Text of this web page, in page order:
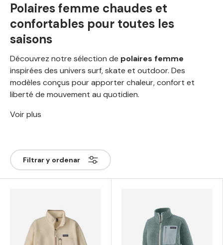
Polaires femme chaudes et
confortables pour toutes les
saisons
Découvrez notre sélection de polaires femme
inspirées des univers surf, skate et outdoor. Des
modèles conçus pour apporter chaleur, confort et
liberté de mouvement au quotidien.
Voir plus
Filtrar y ordenar